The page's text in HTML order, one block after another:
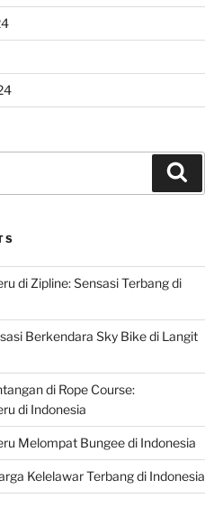
di Zipline: Sensasi Terbang di
Berkendara Sky Bike di Langit
di Rope Course:
di Indonesia
Melompat Bungee di Indonesia
Kelelawar Terbang di Indonesia